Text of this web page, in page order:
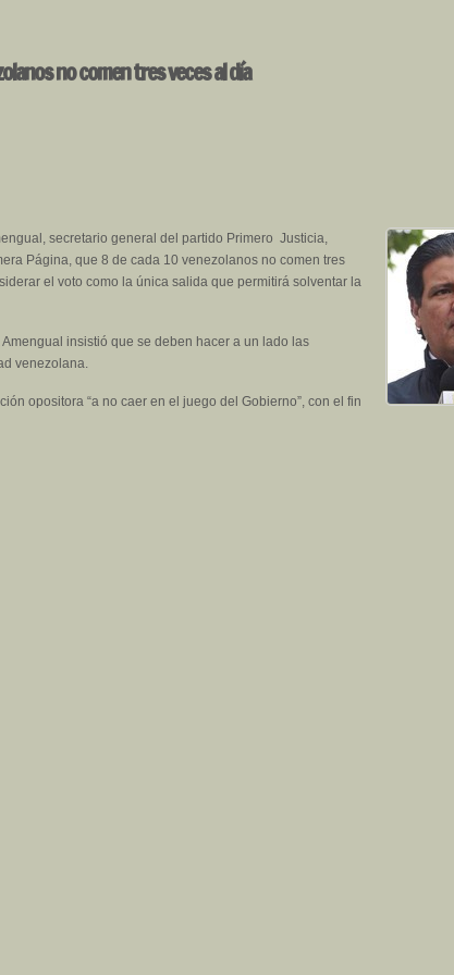
no comen tres veces al día
secretario general del partido Primero Justicia,
Página, que 8 de cada 10 venezolanos no comen tres
el voto como la única salida que permitirá solventar la
insistió que se deben hacer a un lado las
venezolana.
opositora “a no caer en el juego del Gobierno”, con el fin